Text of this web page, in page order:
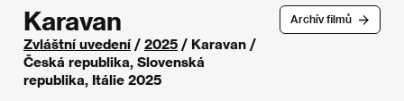
Archív filmů
Karavan
Zvláštní uvedení/ 2025 / Karavan /
Česká republika, Slovenská
republika, Itálie 2025